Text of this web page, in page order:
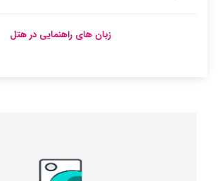
زبان های راهنمایی در هتل